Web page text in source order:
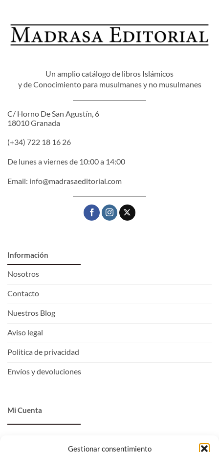
Gestionar consentimiento
Un amplio catálogo de libros Islámicos
y de Conocimiento para musulmanes y no musulmanes
C/ Horno De San Agustín, 6
18010 Granada
(+34) 722 18 16 26
De lunes a viernes de 10:00 a 14:00
Email: info@madrasaeditorial.com
Información
Nosotros
Contacto
Nuestros Blog
Aviso legal
Politica de privacidad
Envíos y devoluciones
Mi Cuenta